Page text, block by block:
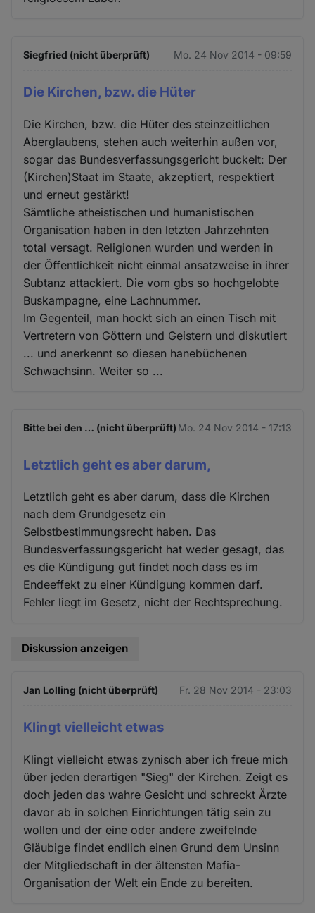
Siegfried (nicht überprüft) Mo. 24 Nov 2014 - 09:59
Die Kirchen, bzw. die Hüter
Die Kirchen, bzw. die Hüter des steinzeitlichen
Aberglaubens, stehen auch weiterhin außen vor,
sogar das Bundesverfassungsgericht buckelt: Der
(Kirchen)Staat im Staate, akzeptiert, respektiert
und erneut gestärkt!
Sämtliche atheistischen und humanistischen
Organisation haben in den letzten Jahrzehnten
total versagt. Religionen wurden und werden in
der Öffentlichkeit nicht einmal ansatzweise in ihrer
Subtanz attackiert. Die vom gbs so hochgelobte
Buskampagne, eine Lachnummer.
Im Gegenteil, man hockt sich an einen Tisch mit
Vertretern von Göttern und Geistern und diskutiert
... und anerkennt so diesen hanebüchenen
Schwachsinn. Weiter so ...
Bitte bei den … (nicht überprüft) Mo. 24 Nov 2014 - 17:13
Letztlich geht es aber darum,
Letztlich geht es aber darum, dass die Kirchen
nach dem Grundgesetz ein
Selbstbestimmungsrecht haben. Das
Bundesverfassungsgericht hat weder gesagt, das
es die Kündigung gut findet noch dass es im
Endeeffekt zu einer Kündigung kommen darf.
Fehler liegt im Gesetz, nicht der Rechtsprechung.
Diskussion anzeigen
Jan Lolling (nicht überprüft) Fr. 28 Nov 2014 - 23:03
Klingt vielleicht etwas
Klingt vielleicht etwas zynisch aber ich freue mich
über jeden derartigen "Sieg" der Kirchen. Zeigt es
doch jeden das wahre Gesicht und schreckt Ärzte
davor ab in solchen Einrichtungen tätig sein zu
wollen und der eine oder andere zweifelnde
Gläubige findet endlich einen Grund dem Unsinn
der Mitgliedschaft in der ältensten Mafia-
Organisation der Welt ein Ende zu bereiten.